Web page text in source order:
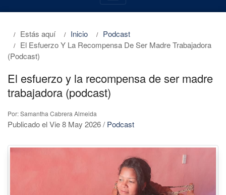
Estás aquí Inicio
Podcast
El Esfuerzo Y La Recompensa De Ser Madre Trabajadora
(podcast)
El esfuerzo y la recompensa de ser madre
trabajadora (podcast)
Por: Samantha Cabrera Almeida
Publicado el Vie 8 May 2026/ Podcast